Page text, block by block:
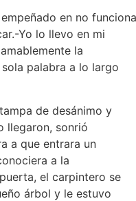
en no
Yo lo llevo en mi
la
palabra a lo largo
de desánimo y
llegaron, sonrió
a que entrara un
a la
el carpintero se
árbol y le estuvo